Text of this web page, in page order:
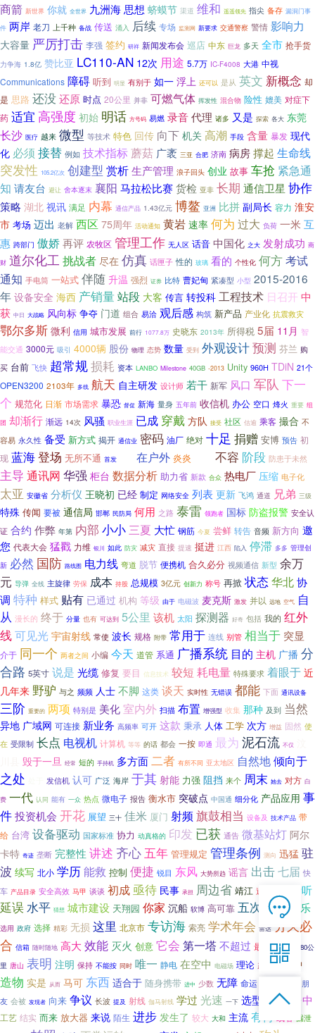
商箭 新世界 你就 全世界 九洲海 思想 蛴蟆节 渠道 维和 遥遥领先 指尖 备存 漏洞门事
件 两岸 老刀 上千种 备战 传送 涌入 后续 专场 监测网 新要求 交通警察 警情 影响力
大容量 严厉打击 李强 签约 研祥 新闻发布会 巡店 中东 巨龙 多天 全市 抢手货
力争海 1.8亿 赞比亚 LC110-AN 12次 用途 5.7万 IC-F4008 大港 中视
Communications 障碍 听到 明显 有别于 如一 浮上 还可以 是从 英文 新概念 却
是 思路 还没还原 时点 20公里 并非 可燃气体 挥发性 混合物 险性 媲美 对症下
药 适宜 高强度 初始 明话 方号码 易燃 录音代理 诸多 又是 探索 各大 东莞
长沙 医疗 越来 微型 等技术 特色 回传 向下 机关 高潮 手段 含量 暴发 现代
化 必须 接替 例如 技术指标蘑菇 广袤 三亚 合肥 济南 病房撑起 生命线
突发性 105.2亿次 创建型 赏析生产管理 浪子回头 创业 故事 车抢 紧急通
知 请友台 避让 舍本逐末 襄阳 马拉松比赛货检 亚非 长期 通信卫星 协作
策略 湖北 视讯 满足 内幕 通信产品 1.43亿元 博鳌 亚洲 比拼 副局长 容力 淮安
市 考场 迈出 老解 西区 75周年 活动通知 黄岩 速率 何为 过大 负荷 一米 互
惠 跨部门 傲娇再评 农牧区 管理工作 无人区 话音 中国化 之大 发射成功 商
财 道尔化工 挑战者 尽在 仿真 话匣子 性的 玻璃 看的 个性化 何方考试
通知 手电筒 一站式 伴随 升温 强烈 证券 比特 曹妃甸 紧凑型 小型 2015-2016
年 设备安全 海西 产销量站段 大客 传言 转投科 工程技术 日召开 中
获 中日 大战略 风向标 争夺 门道 组合 易洽 观后感 构筑 新产品 产业化 抗震救灾
鄂尔多斯 微利 信用 城市发展 前行 1077.8万 史晓东 2013年 所得税 5届 11月 智
能交通 3000元 吸引 4000辆 股份 物理 态势 数量 受到 外观设计预测 芬兰 购
买 台前 飞快 超常规损耗 资本 LANBO Milestone 40GB -2013 Unity 960H TDiN 21个
OPEN3200 2103年 多线 航天 自主研发 设计师 若干 新军 风口 军队 下一
个 规范化 日渐 市场需求 暴恐 督促 新海 量身 五年前 收信机 办公 空口 烽火 重要 组
团 却渐行 渐远 14次 风骚 职业生涯 已成 穿戴方队 接受 社区 估逾 乘客 撮合 不
容易 永久性 备受 新方式 揭开 通信业 密码 油厂 绝对 十足 捐赠 安博 预告 初
现 蓝海登场 无所不通 首发 在户外 炎炎 不容 阶段 防患于未然
主导 通讯网 华强 柜台 数据分析 助力省 新款 合众 热电厂 压缩 电子化
太亚 安徽省 分析仪 王晓初 已经 制定 网络安全 列表 更新 飞鸿 通道 兄弟 三级
特殊 传闻 要被 通信局 邯郸 民防局 何用 之路 泰雷 领跑者 国标 防盗报警 安全认
证 合约 作弊 年第 内部 小小三夏 大忙 钢筋 今夏 尝鲜 转告 音频 新方向 邀
您 代表大会 猛戳 力维 银川 如此 防灾 减灾 直接 提速 挺进 江西 陷入 停滞 多多 管理创
新 必然 国防 路线图 电力线 弯道 脱节 便携机 合久必分 视频通信 新型 余万
元 导弹 全线 主旋律 劳保 成本 持股 总规模 3亿元 创新力 称号 再掀 状态华北协
调 特种 样式 贴有 已通过 机构 等级 由于 电磁波 麦克斯 激发 并以 远地 空气
自
从 漫长的 终于 分量 也有 可达到 5公里 该机 太阳 探测器 好奇 包括 我的 红外
线可见光 宇宙射线 常使 波长 规格 附带 常用于 连线 别管 相当于 突显
介于 同一个 两者之间 小编 今天 道管 系通 广播系统 目的 主机 广播 分
合路 5英寸 说是 光缆 修复 要目 信息技术 较短 耗电量 特殊要求 着眼于 近
几年来 野驴 与之 频频 人士 不脚 这类 谈天 实时性 无错误 都能 下面 通讯设备
三阶 重要的 两项 特别是 美化室内外 扫描 布置 增强型 收集 那种 及到 当然
异地 广域网 可连接 新业务 高频率 可开 这款 秉承 人体 工学 次方 增益 固然 使
在 受限制 长点 电视机 计算机 等等 的话 都会 一按 即通 最为 泥石流 不仅
毁于一旦 经常 短的 手持机 多方面二者 有所不同 亚太地区 自然地倾向于
之处 发信机 认可 广泛 海岸 于其 射能 力强 阻挡 来个 周末 她去 对方 白
费 一代 认同 能有 一众 热点 微电子 报告 衡水市 突破点 中国通 细分化 产品应用 事
件投资机会 开花 展望 三十 佳米 厦门 射频 旗鼓相当 设备及 技术产品 带
给 台湾 设备驱动 国家标准 协力 动真格的 印发 已获 通告 微基站灯 阿尔
卡特 奇迹 垄断 完整性 讲述 齐心五年 管理规定 管理条例 测向 迅猛 驻
波 续写 北小 学历能救 控制 便捷 锐目 东风 大势所趋 谣言 出击七届 快
车 产品目录 安全高效 马甲 谈谈 初成 亟待 民事 承担 周边省 靖江 通俗 听听
延误水平 猜想 城市建设 天翔园 你家 沉船 软博 高可靠 五次 不急 音乐
选用 政府 选择 精彩 无损 这里 北京市 专访海 索亮 学术年会 雷达
分久必
合 信箱 随时随地 高大效能 灭火 创意 它会 第一塔不超过 最具 图传
80公
里 唐山 表明 注明 保持 不能按 同时 唯一 静电 在空中 电磁场 理论 产生了 各种
造物 实是 从而 马可 东西 适合于 随身携带 进中 少数 无障 命运
朋
友 会被 发现者 向来 争议 长波 提及 射线 伽马射线 学过 光速 一下 选型 接口 台中
工艺 结实 而来 放大器 来说 陌生 进步 发生了 较大 大和 主流 有何 漏泄


在线客服
7*12 QQ在线，服务咨询

服务热线
恭候聆听，023-86382199手机直接点击
拨打

